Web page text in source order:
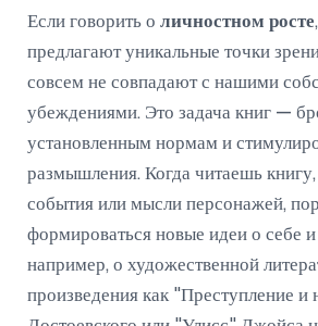
Если говорить о личностном росте
предлагают уникальные точки
совсем не совпадают с нашими
убеждениями. Это задача книг —
установленным нормам и
размышления. Когда читаешь
события или мысли персонажей,
формироваться новые идеи о себе
например, о художественной
произведения как "Преступление и